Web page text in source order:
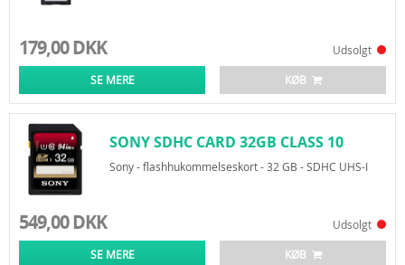
179,00 DKK Udsolgt
SE MERE KØB
SONY SDHC CARD 32GB CLASS 10
Sony - flashhukommelseskort - 32 GB - SDHC UHS-I
549,00 DKK Udsolgt
SE MERE KØB